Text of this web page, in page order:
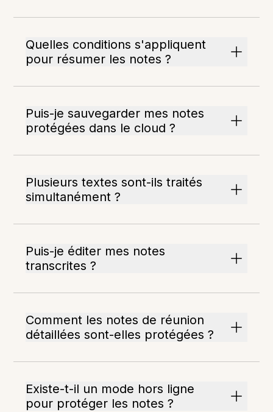
Quelles conditions s'appliquent
pour résumer les notes ?
Puis-je sauvegarder mes notes
protégées dans le cloud ?
Plusieurs textes sont-ils traités
simultanément ?
Puis-je éditer mes notes
transcrites ?
Comment les notes de réunion
détaillées sont-elles protégées ?
Existe-t-il un mode hors ligne
pour protéger les notes ?